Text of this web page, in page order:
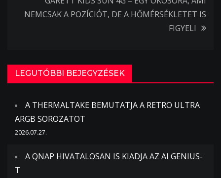
NEMCSAK A POZÍCIÓT, DE A HŐMÉRSÉKLETET IS
FIGYELI
LEGUTÓBBI BEJEGYZÉSEK
A THERMALTAKE BEMUTATJA A RETRO ULTRA
ARGB SOROZATOT
2026.07.27.
A QNAP HIVATALOSAN IS KIADJA AZ AI GENIUS-
T